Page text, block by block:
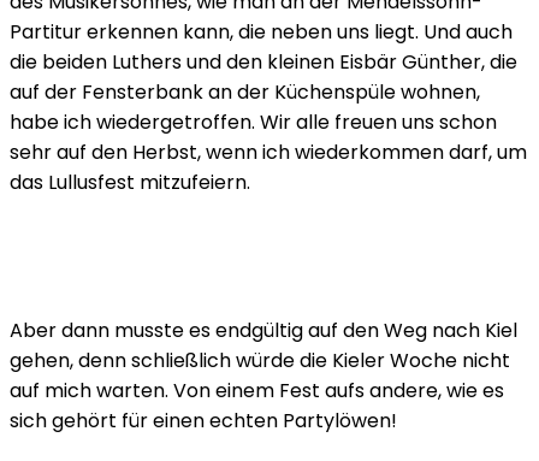
Partitur erkennen kann, die neben uns liegt. Und auch
die beiden Luthers und den kleinen Eisbär Günther, die
auf der Fensterbank an der Küchenspüle wohnen,
habe ich wiedergetroffen. Wir alle freuen uns schon
sehr auf den Herbst, wenn ich wiederkommen darf, um
das Lullusfest mitzufeiern.
Aber dann musste es endgültig auf den Weg nach Kiel
gehen, denn schließlich würde die Kieler Woche nicht
auf mich warten. Von einem Fest aufs andere, wie es
sich gehört für einen echten Partylöwen!